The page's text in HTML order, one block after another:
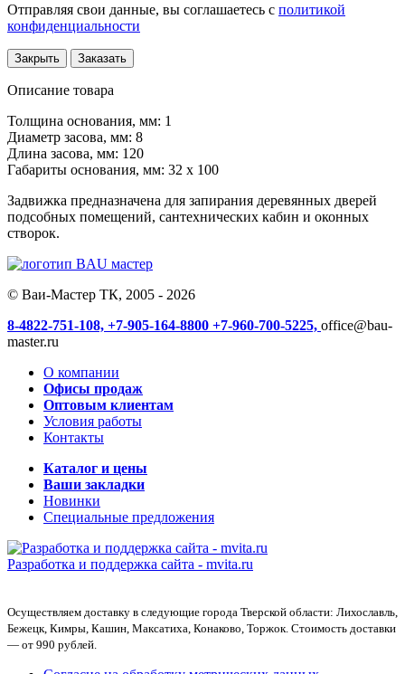
Отправляя свои данные, вы соглашаетесь с политикой
конфиденциальности
Закрыть Заказать
Описание товара
Толщина основания, мм: 1
Диаметр засова, мм: 8
Длина засова, мм: 120
Габариты основания, мм: 32 х 100
Задвижка предназначена для запирания деревянных дверей
подсобных помещений, сантехнических кабин и оконных
створок.
© Ваи-Мастер ТК, 2005 - 2026
8-4822-751-108, +7-905-164-8800 +7-960-700-5225, office@bau-
master.ru
О компании
Офисы продаж
Оптовым клиентам
Условия работы
Контакты
Каталог и цены
Ваши закладки
Новинки
Специальные предложения
Разработка и поддержка сайта - mvita.ru
Осуществляем доставку в следующие города Тверской области: Лихославль,
Бежецк, Кимры, Кашин, Максатиха, Конаково, Торжок. Стоимость доставки
— от 990 рублей.